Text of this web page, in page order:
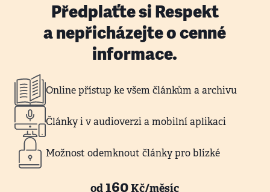
Předplaťte si Respekt
a nepřicházejte o cenné
informace.
Online přístup ke všem článkům a archivu
Články i v audioverzi a mobilní aplikaci
Možnost odemknout články pro blízké
od160Kč/měsíc